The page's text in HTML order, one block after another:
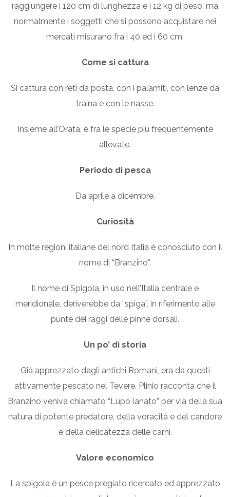
raggiungere i 120 cm di lunghezza e i 12 kg di peso, ma
normalmente i soggetti che si possono acquistare nei
mercati misurano fra i 40 ed i 60 cm.
Come si cattura
Si cattura con reti da posta, con i palamiti, con lenze da
traina e con le nasse.
Insieme all’Orata, è fra le specie più frequentemente
allevate.
Periodo di pesca
Da aprile a dicembre.
Curiosità
In molte regioni italiane del nord Italia è conosciuto con il
nome di “Branzino”.
Il nome di Spigola, in uso nell’Italia centrale e
meridionale, deriverebbe da “spiga”, in riferimento alle
punte dei raggi delle pinne dorsali.
Un po’ di storia
Già apprezzato dagli antichi Romani, era da questi
attivamente pescato nel Tevere. Plinio racconta che il
Branzino veniva chiamato “Lupo lanato” per via della sua
natura di potente predatore, della voracità e del candore
e della delicatezza delle carni.
Valore economico
La spigola è un pesce pregiato ricercato ed apprezzato